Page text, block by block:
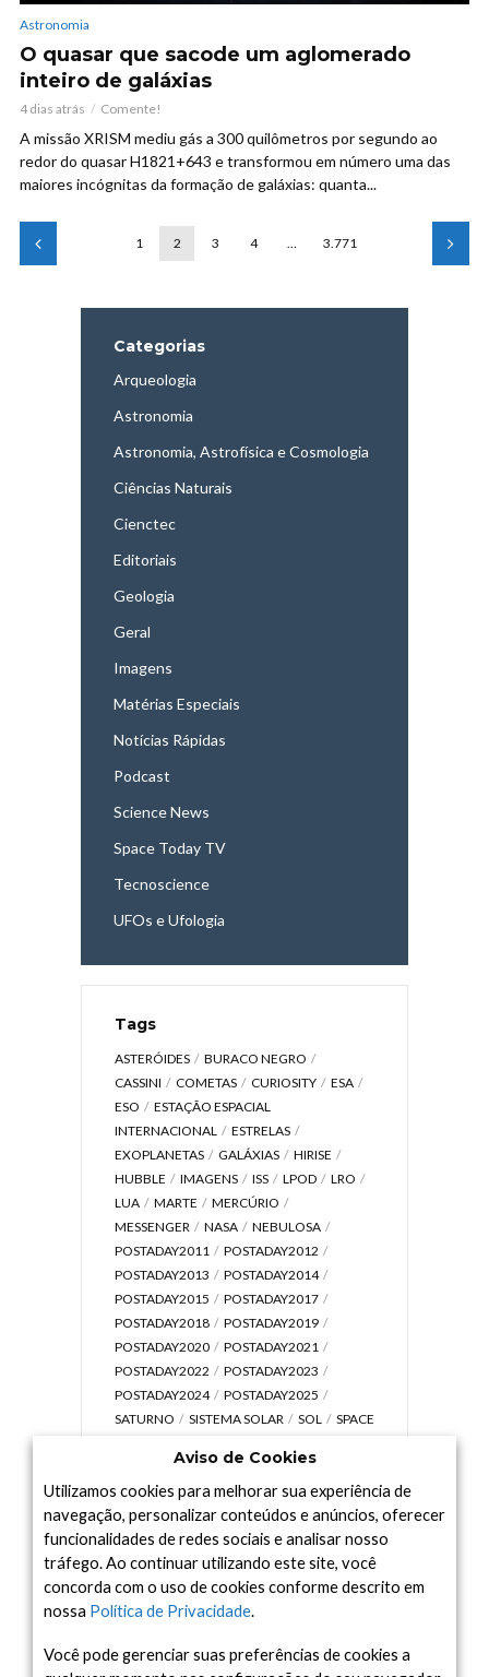
Astronomia
O quasar que sacode um aglomerado
inteiro de galáxias
4 dias atrás Comente!
A missão XRISM mediu gás a 300 quilômetros por segundo ao
redor do quasar H1821+643 e transformou em número uma das
maiores incógnitas da formação de galáxias: quanta...
1 2 3 4 … 3.771
Categorias
Arqueologia
Astronomia
Astronomia, Astrofísica e Cosmologia
Ciências Naturais
Cienctec
Editoriais
Geologia
Geral
Imagens
Matérias Especiais
Notícias Rápidas
Podcast
Science News
Space Today TV
Tecnoscience
UFOs e Ufologia
Tags
ASTERÓIDES
BURACO NEGRO
CASSINI
COMETAS CURIOSITY
ESA
ESO
ESTAÇÃO ESPACIAL
INTERNACIONAL
ESTRELAS
EXOPLANETAS
GALÁXIAS
HIRISE
HUBBLE
IMAGENS ISS LPOD
LRO
LUA
MARTE
MERCÚRIO
MESSENGER
NASA
NEBULOSA
POSTADAY2011
POSTADAY2012
POSTADAY2013
POSTADAY2014
POSTADAY2015
POSTADAY2017
POSTADAY2018
POSTADAY2019
POSTADAY2020
POSTADAY2021
POSTADAY2022
POSTADAY2023
POSTADAY2024
POSTADAY2025
SATURNO
SISTEMA SOLAR SOL
SPACE
UNIVERSO
VÍDEO
Arquivo
Arquivo
Aviso de Cookies
Utilizamos cookies para melhorar sua experiência de
navegação, personalizar conteúdos e anúncios, oferecer
funcionalidades de redes sociais e analisar nosso
tráfego. Ao continuar utilizando este site, você
concorda com o uso de cookies conforme descrito em
nossa Política de Privacidade.
Você pode gerenciar suas preferências de cookies a